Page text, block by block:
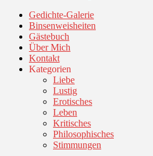
Gedichte-Galerie
Binsenweisheiten
Gästebuch
Über Mich
Kontakt
Kategorien
Liebe
Lustig
Erotisches
Leben
Kritisches
Philosophisches
Stimmungen